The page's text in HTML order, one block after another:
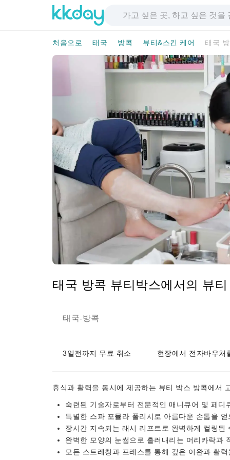
처음으로 태국 방콕 뷰티&스킨 케어 태국
태국 방콕 뷰티박스에서의 뷰
태국-방콕
3일전까지 무료 취소 현장에서 전자바우처
휴식과 활력을 동시에 제공하는 뷰티 박스 방콕에서
숙련된 기술자로부터 전문적인 매니큐어 및 페디
특별한 스파 포뮬라 폴리시로 아름다운 손톱을 얻
장시간 지속되는 래시 리프트로 완벽하게 컬링된
완벽한 모양의 눈썹으로 흘러내리는 머리카락과
모든 스트레칭과 프레스를 통해 깊은 이완과 활력